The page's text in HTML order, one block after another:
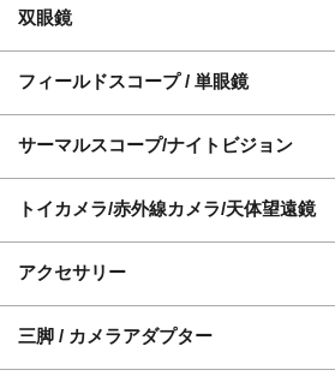
双眼鏡
フィールドスコープ / 単眼鏡
サーマルスコープ/ナイトビジョン
トイカメラ/赤外線カメラ/天体望遠鏡
アクセサリー
三脚 / カメラアダプター